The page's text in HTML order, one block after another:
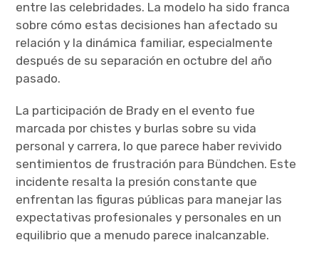
entre las celebridades. La modelo ha sido franca
sobre cómo estas decisiones han afectado su
relación y la dinámica familiar, especialmente
después de su separación en octubre del año
pasado.
La participación de Brady en el evento fue
marcada por chistes y burlas sobre su vida
personal y carrera, lo que parece haber revivido
sentimientos de frustración para Bündchen. Este
incidente resalta la presión constante que
enfrentan las figuras públicas para manejar las
expectativas profesionales y personales en un
equilibrio que a menudo parece inalcanzable.